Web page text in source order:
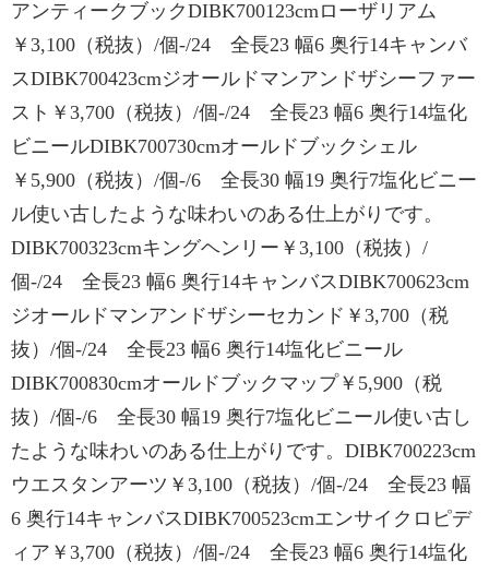
アンティークブックDIBK700123cmローザリアム
￥3,100（税抜）/個-/24 全長23 幅6 奥行14キャンバ
スDIBK700423cmジオールドマンアンドザシーファー
スト￥3,700（税抜）/個-/24 全長23 幅6 奥行14塩化
ビニールDIBK700730cmオールドブックシェル
￥5,900（税抜）/個-/6 全長30 幅19 奥行7塩化ビニー
ル使い古したような味わいのある仕上がりです。
DIBK700323cmキングヘンリー￥3,100（税抜）/
個-/24 全長23 幅6 奥行14キャンバスDIBK700623cm
ジオールドマンアンドザシーセカンド￥3,700（税
抜）/個-/24 全長23 幅6 奥行14塩化ビニール
DIBK700830cmオールドブックマップ￥5,900（税
抜）/個-/6 全長30 幅19 奥行7塩化ビニール使い古し
たような味わいのある仕上がりです。DIBK700223cm
ウエスタンアーツ￥3,100（税抜）/個-/24 全長23 幅
6 奥行14キャンバスDIBK700523cmエンサイクロピデ
ィア￥3,700（税抜）/個-/24 全長23 幅6 奥行14塩化